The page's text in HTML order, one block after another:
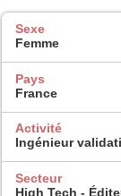
Sexe
Femme
Pays
France
Activité
Ingénieur
Secteur
High Tech -